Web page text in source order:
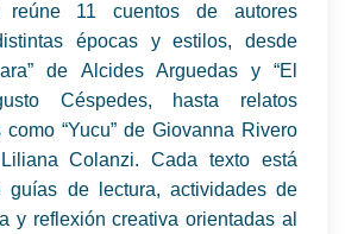
reúne 11 cuentos de autores
épocas y estilos, desde
de Alcides Arguedas y “El
Céspedes, hasta relatos
como “Yucu” de Giovanna Rivero
Colanzi. Cada texto está
guías de lectura, actividades de
y reflexión creativa orientadas al